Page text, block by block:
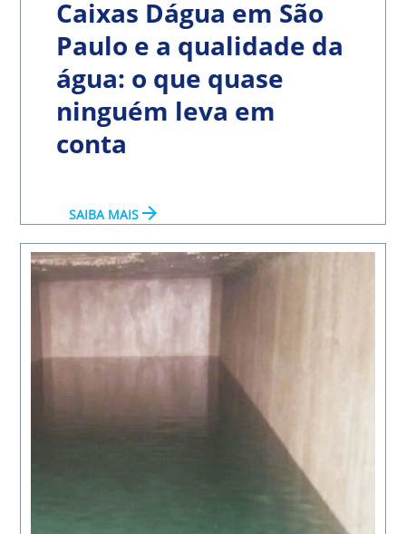
Caixas Dágua em São
Paulo e a qualidade da
água: o que quase
ninguém leva em
conta
SAIBA MAISarrow_forward